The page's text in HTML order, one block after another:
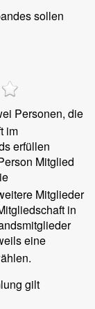
sollen
Personen, die
im
erfüllen
Mitglied
Mitglieder
in
eine
gilt